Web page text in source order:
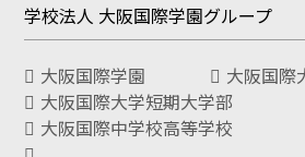
学校法人 大阪国際学園グループ
大阪国際学園
大阪国際
大阪国際大学短期大学部
大阪国際中学校高等学校